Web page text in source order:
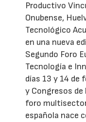
Productivo
Onubense,
Tecnológico
en una nueva
Segundo Foro
Tecnología e
días 13 y 14 de
y Congresos de
foro
española nace